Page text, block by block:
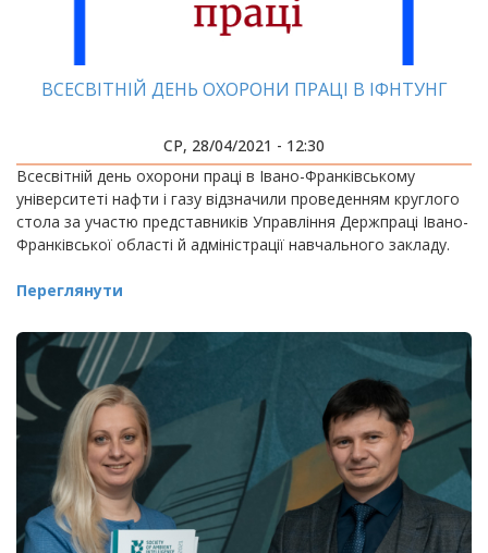
ВСЕСВІТНІЙ ДЕНЬ ОХОРОНИ ПРАЦІ В ІФНТУНГ
СР, 28/04/2021 - 12:30
Всесвітній день охорони праці в Івано-Франківському
університеті нафти і газу відзначили проведенням круглого
стола за участю представників Управління Держпраці Івано-
Франківської області й адміністрації навчального закладу.
Переглянути